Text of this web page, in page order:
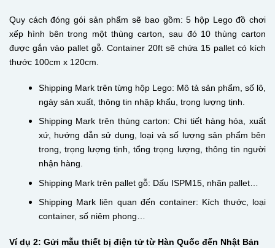
Quy cách đóng gói sản phẩm sẽ bao gồm: 5 hộp Lego đồ chơi
xếp hình bên trong một thùng carton, sau đó 10 thùng carton
được gắn vào pallet gỗ. Container 20ft sẽ chứa 15 pallet có kích
thước 100cm x 120cm.
Shipping Mark trên từng hộp Lego: Mô tả sản phẩm, số lô,
ngày sản xuất, thông tin nhập khẩu, trọng lượng tịnh.
Shipping Mark trên thùng carton: Chi tiết hàng hóa, xuất
xứ, hướng dẫn sử dụng, loại và số lượng sản phẩm bên
trong, trọng lượng tịnh, tổng trọng lượng, thông tin người
nhận hàng.
Shipping Mark trên pallet gỗ: Dấu ISPM15, nhãn pallet…
Shipping Mark liên quan đến container: Kích thước, loại
container, số niêm phong…
Ví dụ 2: Gửi mẫu thiết bị điện tử từ Hàn Quốc đến Nhật Bản